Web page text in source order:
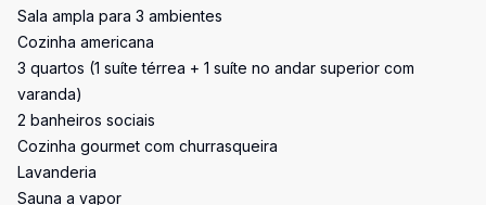
Sala ampla para 3 ambientes
Cozinha americana
3 quartos (1 suíte térrea + 1 suíte no andar superior com
varanda)
2 banheiros sociais
Cozinha gourmet com churrasqueira
Lavanderia
Sauna a vapor